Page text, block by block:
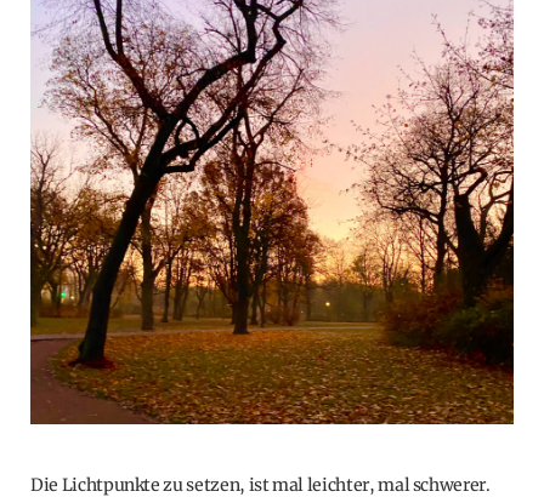
Die Lichtpunkte zu setzen, ist mal leichter, mal schwerer.